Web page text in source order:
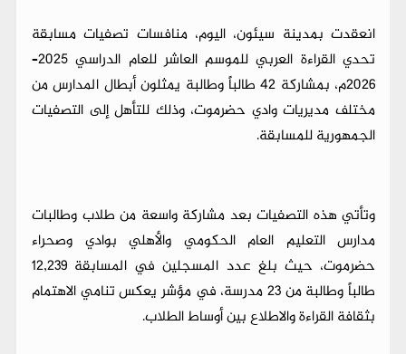
انعقدت بمدينة سيئون، اليوم، منافسات تصفيات مسابقة
تحدي القراءة العربي للموسم العاشر للعام الدراسي 2025–
2026م، بمشاركة 42 طالباً وطالبة يمثلون أبطال المدارس من
مختلف مديريات وادي حضرموت، وذلك للتأهل إلى التصفيات
الجمهورية للمسابقة.
وتأتي هذه التصفيات بعد مشاركة واسعة من طلاب وطالبات
مدارس التعليم العام الحكومي والأهلي بوادي وصحراء
حضرموت، حيث بلغ عدد المسجلين في المسابقة 12,239
طالباً وطالبة من 23 مدرسة، في مؤشر يعكس تنامي الاهتمام
بثقافة القراءة والاطلاع بين أوساط الطلاب.